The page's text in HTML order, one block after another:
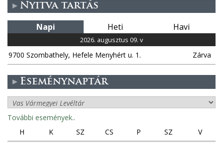
a
l
a
k
Nyitva tartás
Napi Heti Havi
2026. augusztus 09. v
9700 Szombathely, Hefele Menyhért u. 1. Zárva
Eseménynaptár
További események..
H
K SZ CS P SZ
V